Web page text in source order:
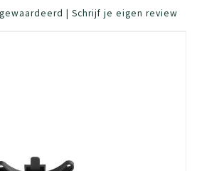
| Schrijf je eigen review